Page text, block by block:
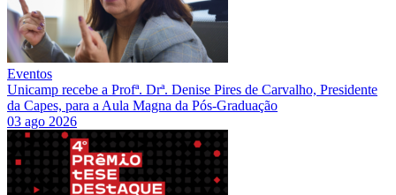
Eventos
Unicamp recebe a Profª. Drª. Denise Pires de Carvalho, Presidente
da Capes, para a Aula Magna da Pós-Graduação
03 ago 2026